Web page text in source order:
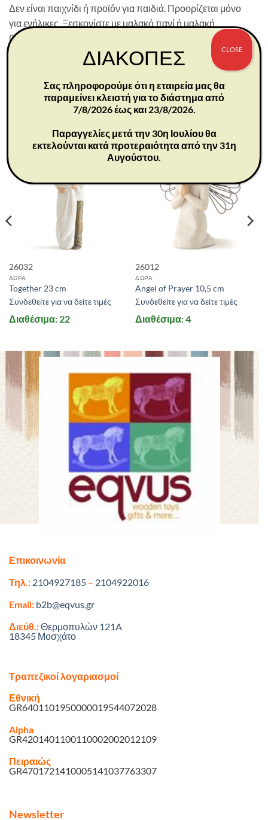
Δεν είναι παιχνίδι ή προϊόν για παιδιά. Προορίζεται μόνο
για ενήλικες. Ξεσκονίστε με μαλακό πανί ή μαλακή
βούρτσα. Αποφύγετε νερό ή διαλύτες καθαρισμού.
Λεπτομέρειες προϊόντος:
Διαστάσεις: 20,5x17x7,5 εκ
26032
ΔΩΡΑ
Together 23 cm
Συνδεθείτε για να δείτε τιμές
Διαθέσιμα: 22
26012
ΔΩΡΑ
Angel of Prayer 10,5 cm
Συνδεθείτε για να δείτε τιμές
Διαθέσιμα: 4
Επικοινωνία
Τηλ.: 2104927185 – 2104922016
Email: b2b@eqvus.gr
Διεύθ.:Θερμοπυλών 121A
18345 Μοσχάτο
Τραπεζικοί λογαριασμοί
Εθνική
GR6401101950000019544072028
Alpha
GR4201401100110002002012109
Πειραιώς
GR4701721410005141037763307
Newsletter
ΔΙΑΚΟΠΕΣ
Σας πληροφορούμε ότι η εταιρεία μας θα
παραμείνει κλειστή για το διάστημα από
7/8/2026 έως και 23/8/2026.
Παραγγελίες μετά την 30η Ιουλίου θα
εκτελούνται κατά προτεραιότητα από την 31η
Αυγούστου.
CLOSE